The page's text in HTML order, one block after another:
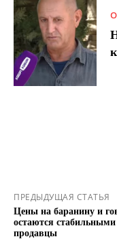
ПРЕДЫДУЩАЯ СТАТЬЯ
Цены на баранину и
остаются стабильными
продавцы